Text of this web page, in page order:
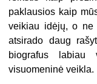
paklausios kaip
veikiau idėjų, o ne
atsirado daug
biografus
visuomeninė veikla.